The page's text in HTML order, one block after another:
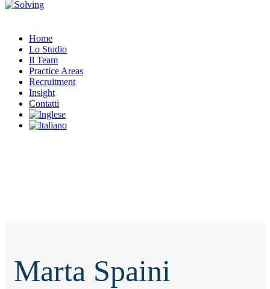
Home
Lo Studio
Il Team
Practice Areas
Recruitment
Insight
Contatti
Marta Spaini